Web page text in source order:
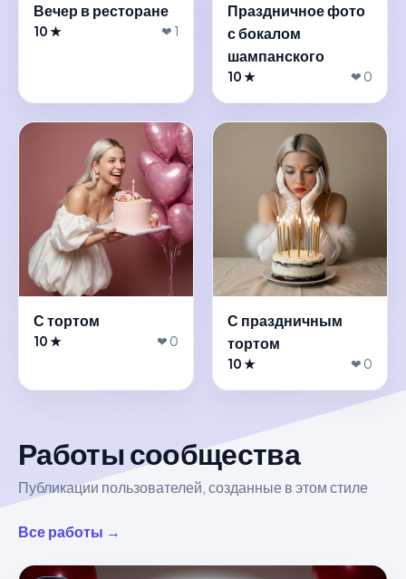
Вечер в ресторане
10 ★ ❤ 1
Праздничное фото
с бокалом
шампанского
10 ★ ❤ 0
С тортом
10 ★ ❤ 0
С праздничным
тортом
10 ★ ❤ 0
Работы сообщества
Публикации пользователей, созданные в этом стиле
Все работы →